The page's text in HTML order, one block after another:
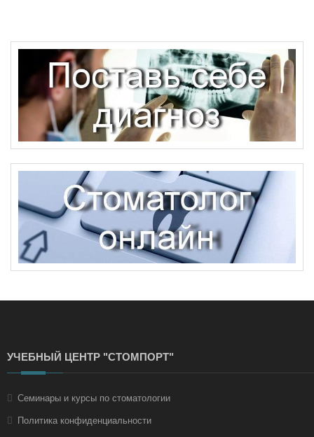
УЧЕБНЫЙ ЦЕНТР "СТОМПОРТ"
Семинары и курсы по стоматологии
Политика конфиденциальности